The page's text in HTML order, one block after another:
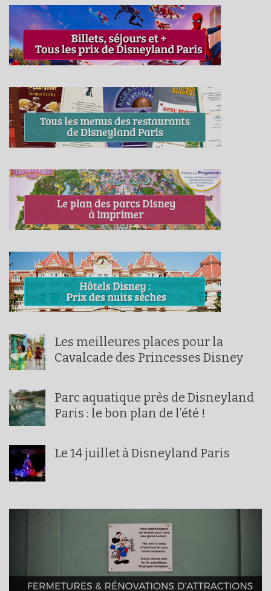
Les meilleures places pour la
Cavalcade des Princesses Disney
Parc aquatique près de Disneyland
Paris : le bon plan de l’été !
Le 14 juillet à Disneyland Paris